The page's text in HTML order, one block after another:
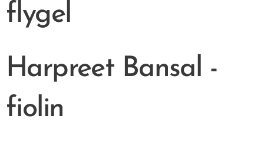
flygel
Harpreet Bansal -
fiolin